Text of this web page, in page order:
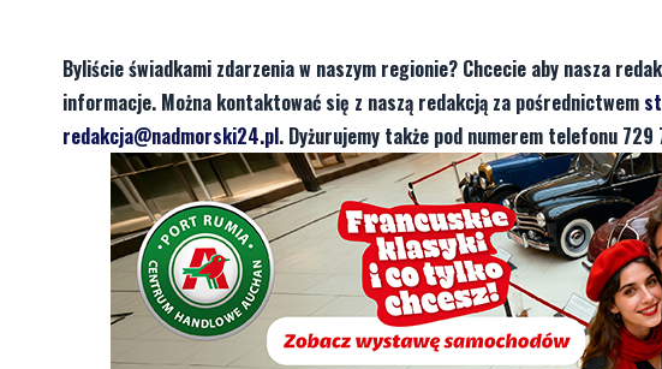
Byliście świadkami zdarzenia w naszym regionie? Chcecie aby nasza
informacje. Można kontaktować się z naszą redakcją za pośrednictwem
redakcja@nadmorski24.pl. Dyżurujemy także pod numerem telefonu 729